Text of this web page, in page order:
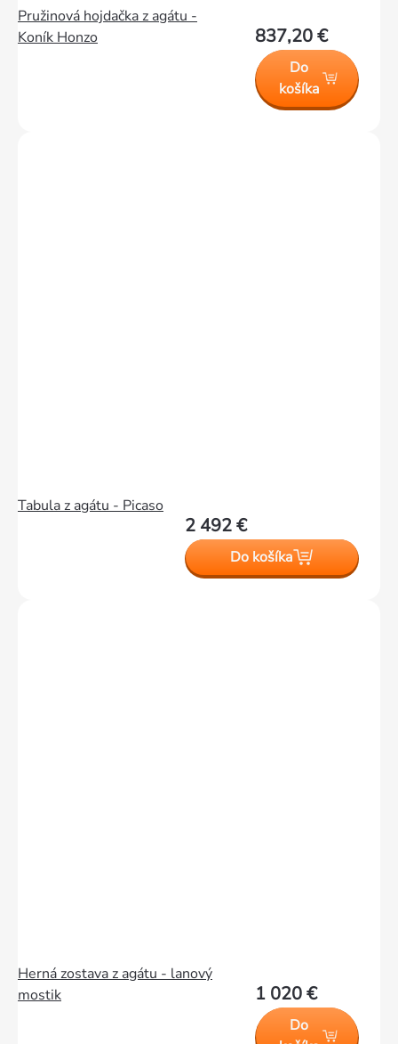
Pružinová hojdačka z agátu -
Koník Honzo
837,20 €
Do
košíka
Tabula z agátu - Picaso
2 492 €
Do košíka
Herná zostava z agátu - lanový
mostik
1 020 €
Do